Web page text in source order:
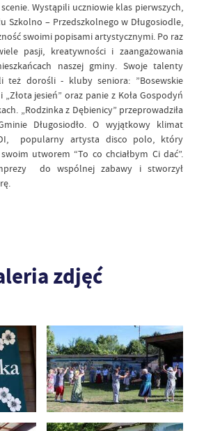
Wystąpili uczniowie klas pierwszych,
Szkolno – Przedszkolnego w Długosiodle,
swoimi popisami artystycznymi. Po raz
pasji, kreatywności i zaangażowania
naszej gminy. Swoje talenty
też dorośli - kluby seniora: ”Bosewskie
„Złota jesień” oraz panie z Koła Gospodyń
„Rodzinka z Dębienicy” przeprowadziła
Długosiodło. O wyjątkowy klimat
popularny artysta disco polo, który
utworem “To co chciałbym Ci dać”.
do wspólnej zabawy i stworzył
zdjęć